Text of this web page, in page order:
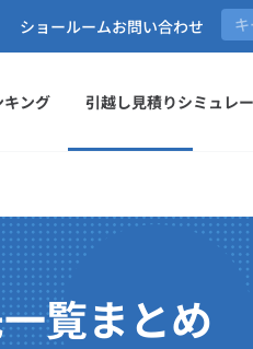
ング 引越し見積りシミュレ
ショールームお問い合わせ
覧まとめ